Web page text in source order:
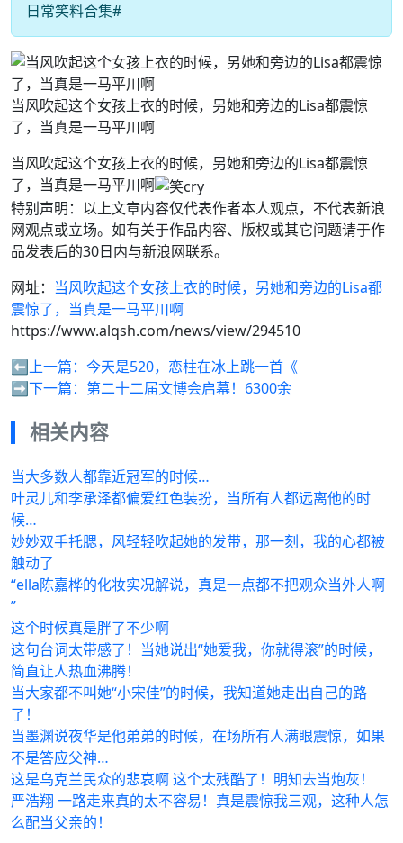
日常笑料合集#
当风吹起这个女孩上衣的时候，另她和旁边的Lisa都震惊
了，当真是一马平川啊
当风吹起这个女孩上衣的时候，另她和旁边的Lisa都震惊
了，当真是一马平川啊
特别声明：以上文章内容仅代表作者本人观点，不代表新浪
网观点或立场。如有关于作品内容、版权或其它问题请于作
品发表后的30日内与新浪网联系。
网址： 当风吹起这个女孩上衣的时候，另她和旁边的Lisa都
震惊了，当真是一马平川啊
https://www.alqsh.com/news/view/294510
⬅️上一篇： 今天是520，恋柱在冰上跳一首《
➡️下一篇： 第二十二届文博会启幕！6300余
相关内容
当大多数人都靠近冠军的时候…
叶灵儿和李承泽都偏爱红色装扮，当所有人都远离他的时
候…
妙妙双手托腮，风轻轻吹起她的发带，那一刻，我的心都被
触动了
“ella陈嘉桦的化妆实况解说，真是一点都不把观众当外人啊
”
这个时候真是胖了不少啊
这句台词太带感了！当她说出“她爱我，你就得滚”的时候，
简直让人热血沸腾！
当大家都不叫她“小宋佳”的时候，我知道她走出自己的路
了！
当墨渊说夜华是他弟弟的时候，在场所有人满眼震惊，如果
不是答应父神…
这是乌克兰民众的悲哀啊 这个太残酷了！明知去当炮灰！
严浩翔 一路走来真的太不容易！真是震惊我三观，这种人怎
么配当父亲的！